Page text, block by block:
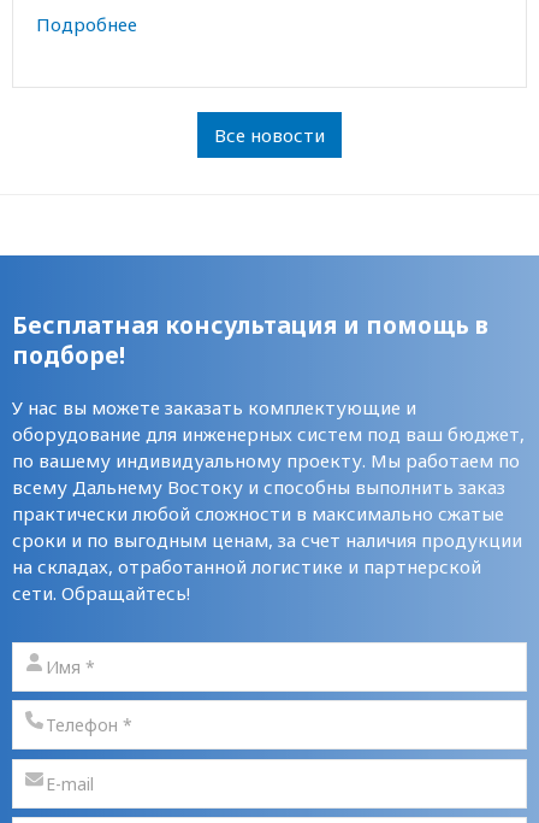
Подробнее
Все новости
Бесплатная консультация и помощь в
подборе!
У нас вы можете заказать комплектующие и
оборудование для инженерных систем под ваш бюджет,
по вашему индивидуальному проекту. Мы работаем по
всему Дальнему Востоку и способны выполнить заказ
практически любой сложности в максимально сжатые
сроки и по выгодным ценам, за счет наличия продукции
на складах, отработанной логистике и партнерской
сети. Обращайтесь!